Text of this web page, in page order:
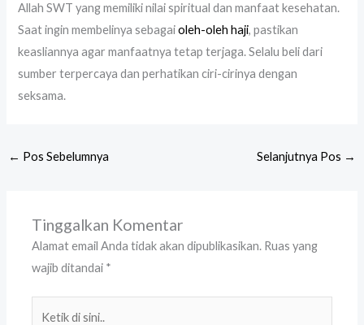
Allah SWT yang memiliki nilai spiritual dan manfaat kesehatan.
Saat ingin membelinya sebagaioleh-oleh haji, pastikan
keasliannya agar manfaatnya tetap terjaga. Selalu beli dari
sumber terpercaya dan perhatikan ciri-cirinya dengan
seksama.
← Pos Sebelumnya Selanjutnya Pos →
Tinggalkan Komentar
Alamat email Anda tidak akan dipublikasikan. Ruas yang
wajib ditandai *